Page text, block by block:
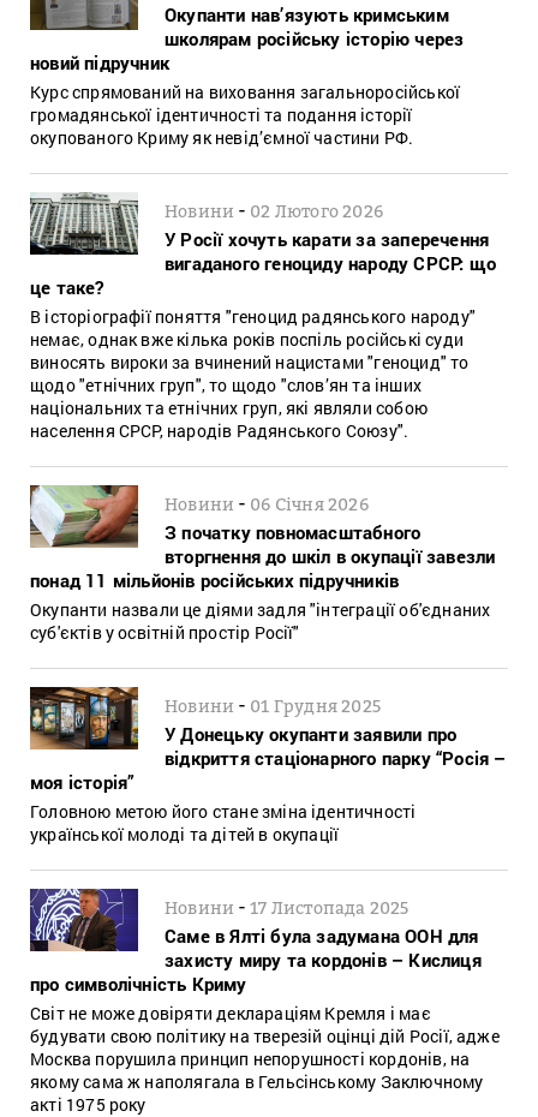
Окупанти нав’язують кримським
школярам російську історію через
новий підручник
Курс спрямований на виховання загальноросійської
громадянської ідентичності та подання історії
окупованого Криму як невід’ємної частини РФ.
Новини - 02 Лютого 2026
У Росії хочуть карати за заперечення
вигаданого геноциду народу СРСР: що
це таке?
В історіографії поняття "геноцид радянського народу"
немає, однак вже кілька років поспіль російські суди
виносять вироки за вчинений нацистами "геноцид" то
щодо "етнічних груп", то щодо "слов’ян та інших
національних та етнічних груп, які являли собою
населення СРСР, народів Радянського Союзу".
Новини - 06 Січня 2026
З початку повномасштабного
вторгнення до шкіл в окупації завезли
понад 11 мільйонів російських підручників
Окупанти назвали це діями задля "інтеграції об'єднаних
суб'єктів у освітній простір Росії"
Новини - 01 Грудня 2025
У Донецьку окупанти заявили про
відкриття стаціонарного парку “Росія –
моя історія”
Головною метою його стане зміна ідентичності
української молоді та дітей в окупації
Новини -17 Листопада 2025
Саме в Ялті була задумана ООН для
захисту миру та кордонів – Кислиця
про символічність Криму
Світ не може довіряти деклараціям Кремля і має
будувати свою політику на тверезій оцінці дій Росії, адже
Москва порушила принцип непорушності кордонів, на
якому сама ж наполягала в Гельсінському Заключному
акті 1975 року